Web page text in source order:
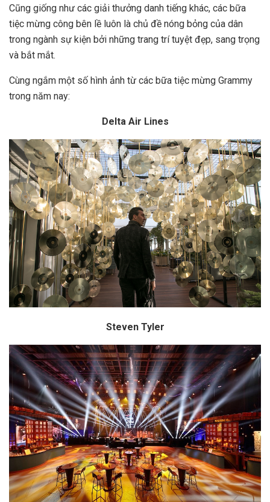
Cũng giống như các giải thưởng danh tiếng khác, các bữa
tiệc mừng công bên lề luôn là chủ đề nóng bỏng của dân
trong ngành sự kiện bởi những trang trí tuyệt đẹp, sang trọng
và bắt mắt.
Cùng ngắm một số hình ảnh từ các bữa tiệc mừng Grammy
trong năm nay:
Delta Air Lines
Steven Tyler